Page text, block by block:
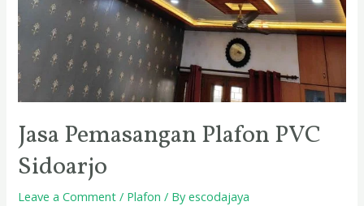
Jasa Pemasangan Plafon PVC
Sidoarjo
Leave a Comment / Plafon / Byescodajaya